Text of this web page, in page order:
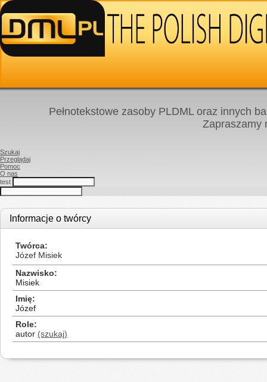
Pełnotekstowe zasoby PLDML oraz innych
Zapraszamy
Szukaj
Przeglądaj
Pomoc
O nas
test
Informacje o twórcy
Twórca
Józef Misiek
Nazwisko
Misiek
Imię
Józef
Role
autor (szukaj)